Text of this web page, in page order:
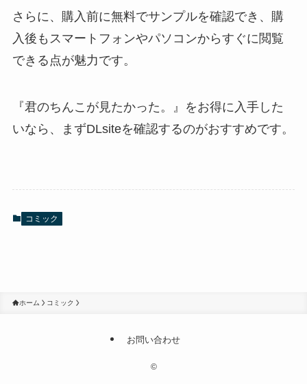
さらに、購入前に無料でサンプルを確認でき、購
入後もスマートフォンやパソコンからすぐに閲覧
できる点が魅力です。
『君のちんこが見たかった。』をお得に入手した
いなら、まずDLsiteを確認するのがおすすめです。
コミック
ホーム コミック
お問い合わせ
©